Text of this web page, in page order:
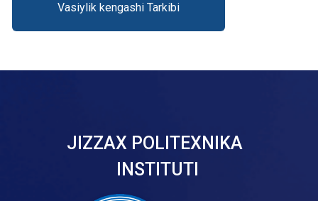
Vasiylik kengashi Tarkibi
JIZZAX POLITEXNIKA
INSTITUTI